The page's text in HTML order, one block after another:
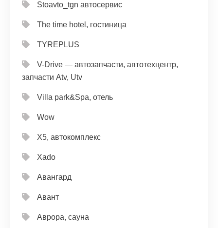
Stoavto_tgn автосервис
The time hotel, гостиница
TYREPLUS
V-Drive — автозапчасти, автотехцентр,
запчасти Atv, Utv
Villa park&Spa, отель
Wow
X5, автокомплекс
Xado
Авангард
Авант
Аврора, сауна